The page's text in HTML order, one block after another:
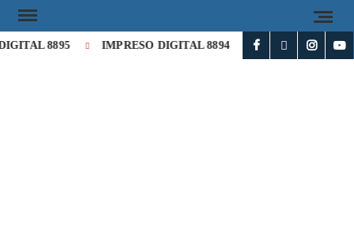
8895 IMPRESO DIGITAL 8894 Milei cataloga de